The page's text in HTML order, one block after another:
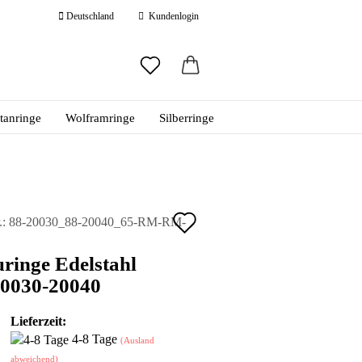
Deutschland Kundenlogin
vergessen?
Wolframringe Silberringe
88-20030_88-20040_65-RM-RM-
Edelstahl
20040
Lieferzeit:
4-8 Tage (Ausland
abweichend)